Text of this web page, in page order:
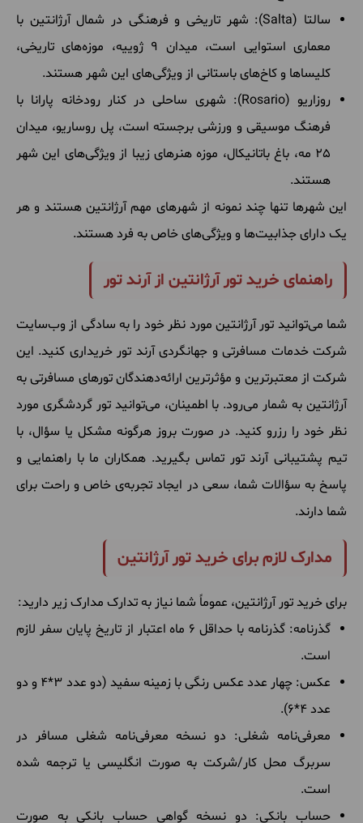
سالتا (Salta): شهر تاریخی و فرهنگی در شمال آرژانتین با
معماری استوایی است، میدان 9 ژوییه، موزه‌های تاریخی،
کلیساها و کاخ‌های باستانی از ویژگی‌های این شهر هستند.
روزاریو (Rosario): شهری ساحلی در کنار رودخانه پارانا با
فرهنگ موسیقی و ورزشی برجسته است، پل روساریو، میدان
25 مه، باغ باتانیکال، موزه هنرهای زیبا از ویژگی‌های این شهر
هستند.
این شهرها تنها چند نمونه از شهرهای مهم آرژانتین هستند و هر
یک دارای جذابیت‌ها و ویژگی‌های خاص به فرد هستند.
راهنمای خرید تور آرژانتین از آرند تور
شما می‌توانید تور آرژانتین مورد نظر خود را به سادگی از وب‌سایت
شرکت خدمات مسافرتی و جهانگردی آرند تور خریداری کنید. این
شرکت از معتبرترین و مؤثرترین ارائه‌دهندگان تورهای مسافرتی به
آرژانتین به شمار می‌رود. با اطمینان، می‌توانید تور گردشگری مورد
نظر خود را رزرو کنید. در صورت بروز هرگونه مشکل یا سؤال، با
تیم پشتیبانی آرند تور تماس بگیرید. همکاران ما با راهنمایی و
پاسخ به سؤالات شما، سعی در ایجاد تجربه‌ی خاص و راحت برای
شما دارند.
مدارک لازم برای خرید تور آرژانتین
برای خرید تور آرژانتین، عموماً شما نیاز به تدارک مدارک زیر دارید:
گذرنامه: گذرنامه با حداقل 6 ماه اعتبار از تاریخ پایان سفر لازم
است.
عکس: چهار عدد عکس رنگی با زمینه سفید (دو عدد 3*4 و دو
عدد 4*6).
معرفی‌نامه شغلی: دو نسخه معرفی‌نامه شغلی مسافر در
سربرگ محل کار/شرکت به صورت انگلیسی یا ترجمه شده
است.
حساب بانکی: دو نسخه گواهی حساب بانکی به صورت